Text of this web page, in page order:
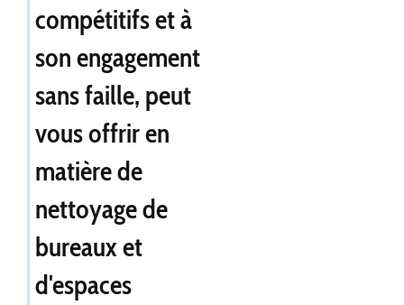
compétitifs et à
son engagement
sans faille, peut
vous offrir en
matière de
nettoyage de
bureaux et
d'espaces